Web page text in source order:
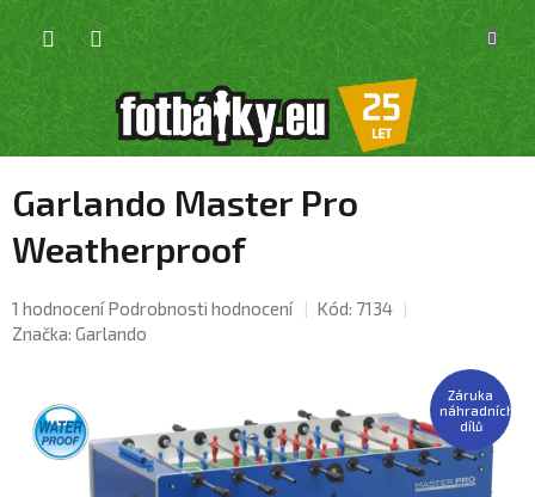
Přejít
obsah
KOŠÍK
Garlando Master Pro
Weatherproof
Průměrné
hodnocení
1 hodnocení Podrobnosti hodnocení Kód: 7134
Značka: Garlando
Záruka
náhradních
dílů